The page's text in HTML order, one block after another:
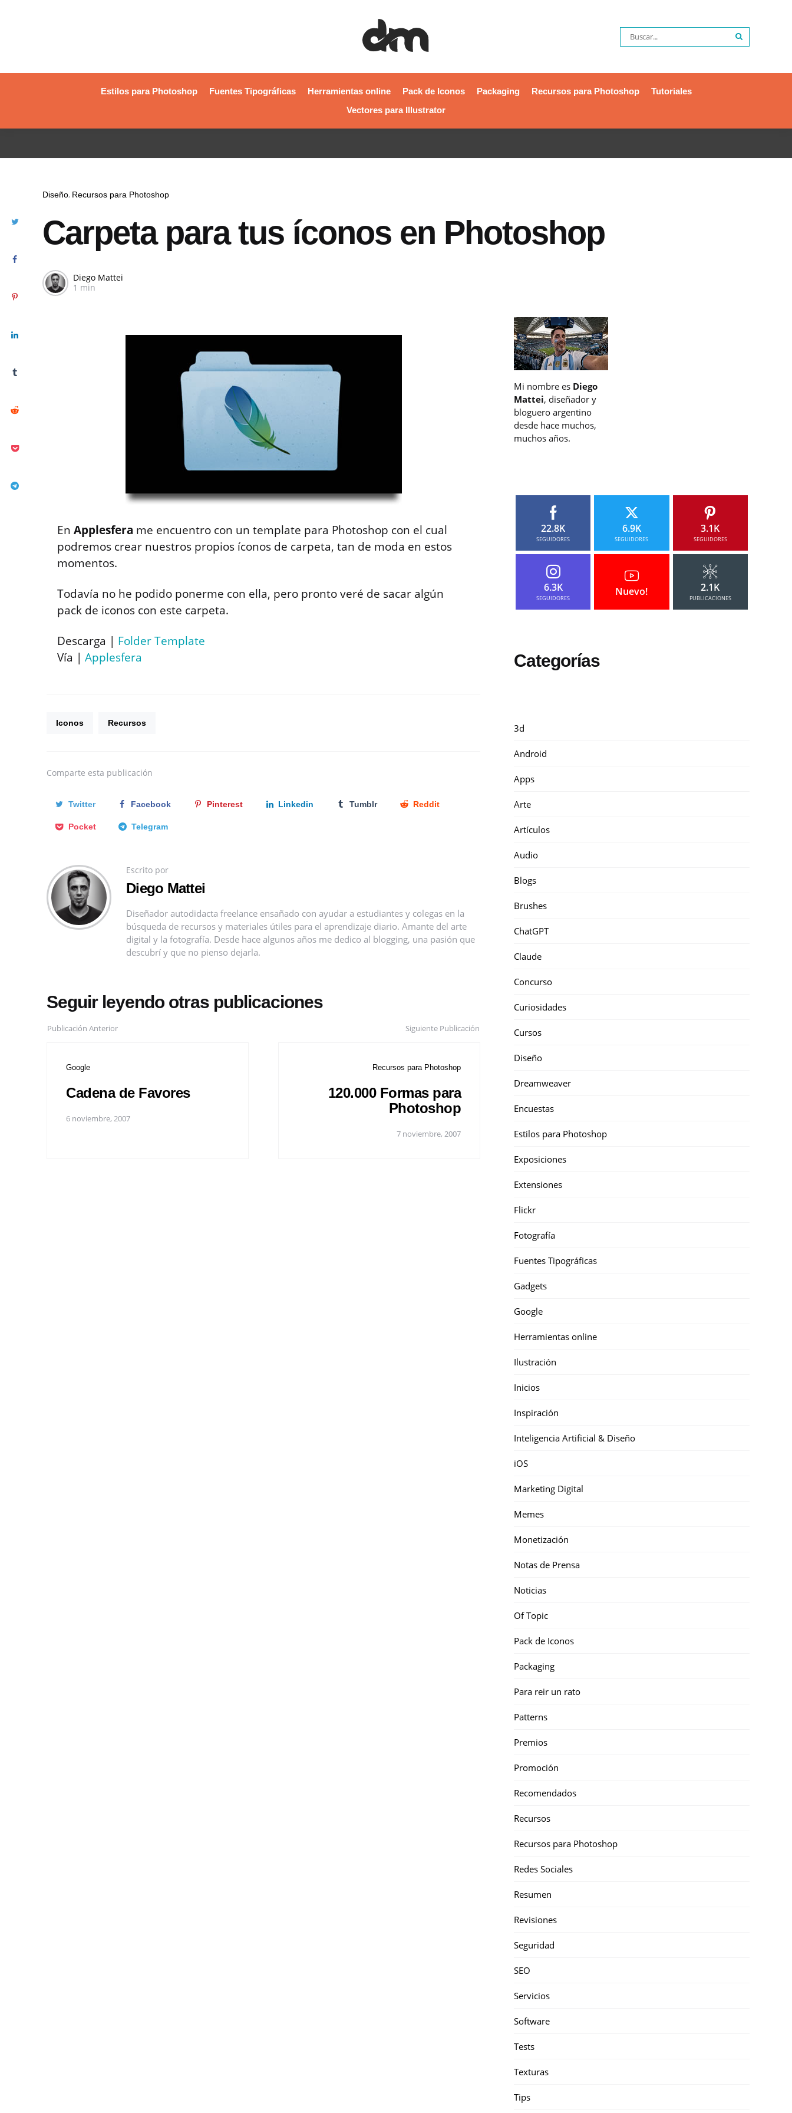
Estilos para Photoshop Fuentes Tipográficas Herramientas online Pack de Iconos Packaging Recursos para Photoshop
Tutoriales
Vectores para Illustrator
Diseño Recursos para Photoshop
Carpeta para tus íconos en Photoshop
Diego Mattei
1 min
En Applesfera me encuentro con un template para Photoshop con el cual
podremos crear nuestros propios íconos de carpeta, tan de moda en estos
momentos.
Todavía no he podido ponerme con ella, pero pronto veré de sacar algún
pack de iconos con este carpeta.
Descarga | Folder Template
Vía | Applesfera
Iconos Recursos
Comparte esta publicación
Twitter Facebook Pinterest Linkedin Tumblr Reddit
Pocket Telegram
Escrito por
Diego Mattei
Diseñador autodidacta freelance ensañado con ayudar a estudiantes y colegas en la
búsqueda de recursos y materiales útiles para el aprendizaje diario. Amante del arte
digital y la fotografía. Desde hace algunos años me dedico al blogging, una pasión que
descubrí y que no pienso dejarla.
Seguir leyendo otras publicaciones
Publicación Anterior
Google
Cadena de Favores
6 noviembre, 2007
Siguiente Publicación
Recursos para Photoshop
120.000 Formas para
Photoshop
7 noviembre, 2007
Mi nombre es Diego
Mattei, diseñador y
bloguero argentino
desde hace muchos,
muchos años.
22.8K
SEGUIDORES
6.9K
SEGUIDORES
3.1K
SEGUIDORES
6.3K
SEGUIDORES
Nuevo! 2.1K
PUBLICACIONES
Categorías
3d
Android
Apps
Arte
Artículos
Audio
Blogs
Brushes
ChatGPT
Claude
Concurso
Curiosidades
Cursos
Diseño
Dreamweaver
Encuestas
Estilos para Photoshop
Exposiciones
Extensiones
Flickr
Fotografía
Fuentes Tipográficas
Gadgets
Google
Herramientas online
Ilustración
Inicios
Inspiración
Inteligencia Artificial & Diseño
iOS
Marketing Digital
Memes
Monetización
Notas de Prensa
Noticias
Of Topic
Pack de Iconos
Packaging
Para reir un rato
Patterns
Premios
Promoción
Recomendados
Recursos
Recursos para Photoshop
Redes Sociales
Resumen
Revisiones
Seguridad
SEO
Servicios
Software
Tests
Texturas
Tips